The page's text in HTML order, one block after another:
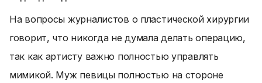
На вопросы журналистов о пластической хирургии
говорит, что никогда не думала делать операцию,
так как артисту важно полностью управлять
мимикой. Муж певицы полностью на стороне